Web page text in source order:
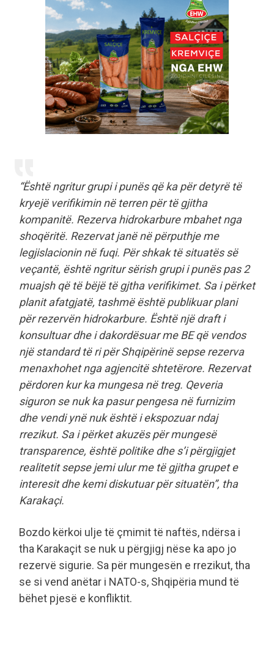
“Është ngritur grupi i punës që ka për detyrë të
kryejë verifikimin në terren për të gjitha
kompanitë. Rezerva hidrokarbure mbahet nga
shoqëritë. Rezervat janë në përputhje me
legjislacionin në fuqi. Për shkak të situatës së
veçantë, është ngritur sërish grupi i punës pas 2
muajsh që të bëjë të gjtha verifikimet. Sa i përket
planit afatgjatë, tashmë është publikuar plani
për rezervën hidrokarbure. Është një draft i
konsultuar dhe i dakordësuar me BE që vendos
një standard të ri për Shqipërinë sepse rezerva
menaxhohet nga agjencitë shtetërore. Rezervat
përdoren kur ka mungesa në treg. Qeveria
siguron se nuk ka pasur pengesa në furnizim
dhe vendi ynë nuk është i ekspozuar ndaj
rrezikut. Sa i përket akuzës për mungesë
transparence, është politike dhe s’i përgjigjet
realitetit sepse jemi ulur me të gjitha grupet e
interesit dhe kemi diskutuar për situatën”, tha
Karakaçi.
Bozdo kërkoi ulje të çmimit të naftës, ndërsa i
tha Karakaçit se nuk u përgjigj nëse ka apo jo
rezervë sigurie. Sa për mungesën e rrezikut, tha
se si vend anëtar i NATO-s, Shqipëria mund të
bëhet pjesë e konfliktit.